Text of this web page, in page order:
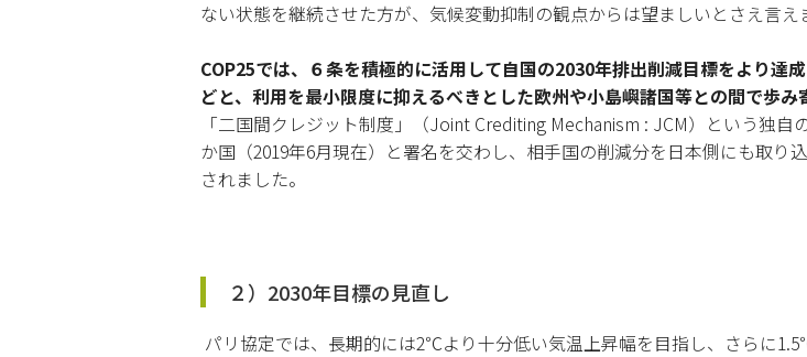
ない状態を継続させた方が、気候変動抑制の観点からは望ましいとさえ言え
COP25では、６条を積極的に活用して自国の2030年排出削減目標をより達
どと、利用を最小限度に抑えるべきとした欧州や小島嶼諸国等との間で歩み
「二国間クレジット制度」（Joint Crediting Mechanism : JCM）という独
か国（2019年6月現在）と署名を交わし、相手国の削減分を日本側にも取
されました。
２）2030年目標の見直し
パリ協定では、長期的には2℃より十分低い気温上昇幅を目指し、さらに